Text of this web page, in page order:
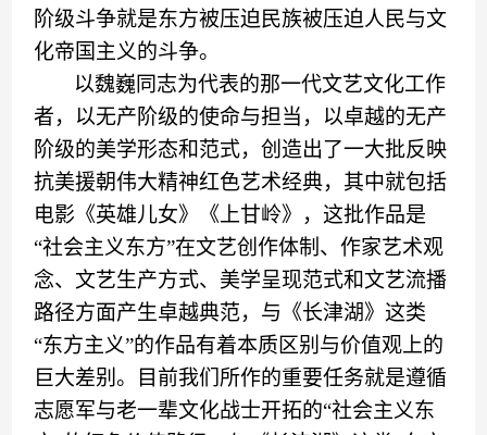
阶级斗争就是东方被压迫民族被压迫人民与文
化帝国主义的斗争。
以魏巍同志为代表的那一代文艺文化工作
者，以无产阶级的使命与担当， 以卓越的无产
阶级的美学形态和范式，创造出了一大批反映
抗美援朝伟大精神红色艺术经典，其中就包括
电影《英雄儿女》《上甘岭》，这批作品是
“社会主义东方”在文艺创作体制、作家艺术观
念、文艺生产方式、美学呈现范式和文艺流播
路径方面产生卓越典范，与《长津湖》这类
“东方主义”的作品有着本质区别与价值观上的
巨大差别。目前我们所作的重要任务就是遵循
志愿军与老一辈文化战士开拓的“社会主义东